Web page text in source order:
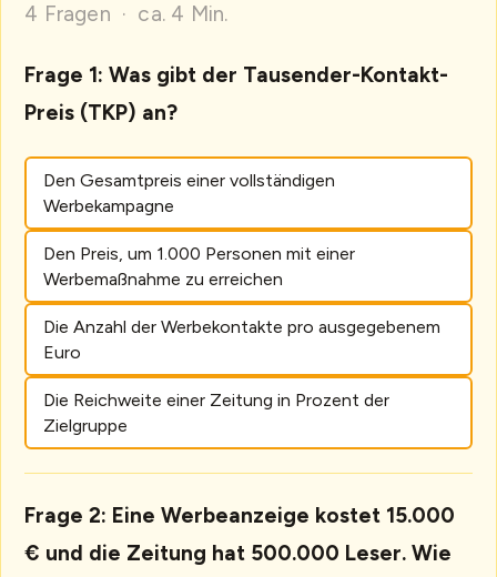
4 Fragen · ca. 4 Min.
Frage 1: Was gibt der Tausender-Kontakt-
Preis (TKP) an?
Den Gesamtpreis einer vollständigen
Werbekampagne
Den Preis, um 1.000 Personen mit einer
Werbemaßnahme zu erreichen
Die Anzahl der Werbekontakte pro ausgegebenem
Euro
Die Reichweite einer Zeitung in Prozent der
Zielgruppe
Frage 2: Eine Werbeanzeige kostet 15.000
€ und die Zeitung hat 500.000 Leser. Wie